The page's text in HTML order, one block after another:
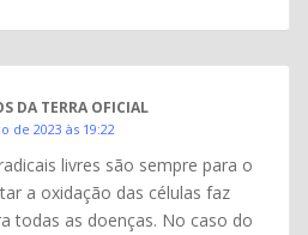
DA TERRA OFICIAL
de 2023 às 19:22
livres são sempre para o
a oxidação das células faz
todas as doenças. No caso do